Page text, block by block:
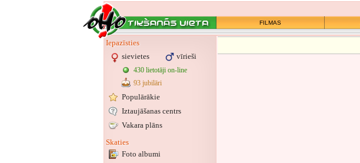
FILMAS
Iepazīsties
sievietes
vīrieši
430 lietotāji on-line
93 jubilāri
Populārākie
Iztaujāšanas centrs
Vakara plāns
Skaties
Foto albumi